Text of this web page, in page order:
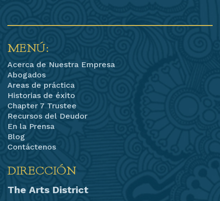
MENÚ:
Acerca de Nuestra Empresa
Abogados
Areas de práctica
Historias de éxito
Chapter 7 Trustee
Recursos del Deudor
En la Prensa
Blog
Contáctenos
DIRECCIÓN
The Arts District